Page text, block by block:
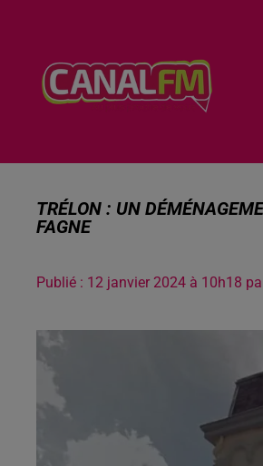
TRÉLON : UN
FAGNE
Publié : 12 janvier 2024 à 10h18
0h00 - 8h00